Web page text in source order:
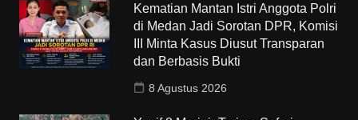
Kematian Mantan Istri Anggota Polri
di Medan Jadi Sorotan DPR, Komisi
III Minta Kasus Diusut Transparan
dan Berbasis Bukti
8 Agustus 2026